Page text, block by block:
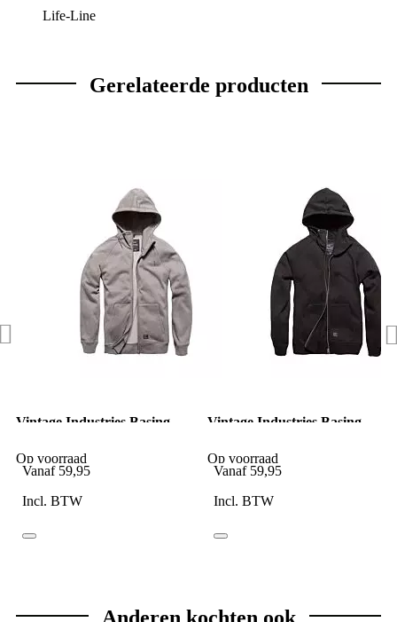
Life-Line
Gerelateerde producten
Vintage Industries Basing
Op voorraad
Vanaf 59,95
Incl. BTW
Vintage Industries Basing
Op voorraad
Vanaf 59,95
Incl. BTW